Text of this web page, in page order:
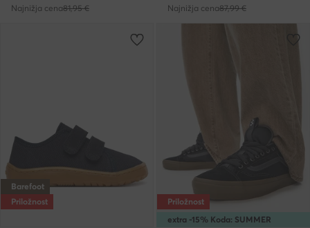
Najnižja cena81,95 € Najnižja cena87,99 €
Barefoot
Priložnost
extra -15% Koda: SUMMER
Priložnost